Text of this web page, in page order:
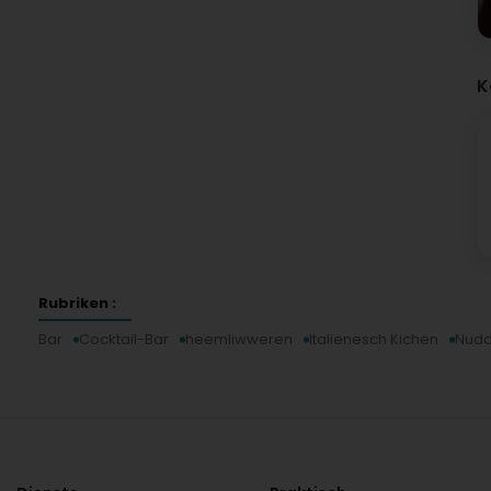
Rubriken :
Bar
Cocktail-Bar heemliwweren Italienesch Kichen